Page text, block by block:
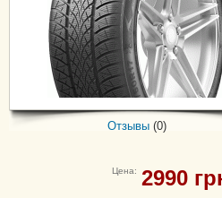
ReliaX
Sportex
TE301
TR257
TR645
TR918
TR968
Отзывы (0)
Цена: 2990